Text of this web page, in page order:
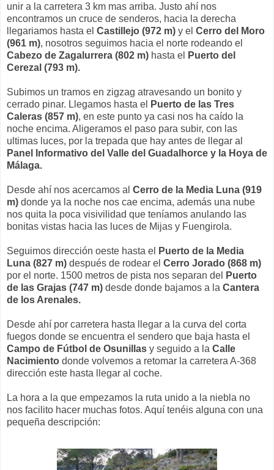
unir a la carretera 3 km mas arriba. Justo ahí nos
encontramos un cruce de senderos, hacia la derecha
llegariamos hasta el Castillejo (972 m) y el Cerro del Moro
(961 m), nosotros seguimos hacia el norte rodeando el
Cabezo de Zagalurrera (802 m) hasta el
Puerto del
Cerezal (793 m).
Subimos un tramos en zigzag atravesando un bonito y
cerrado pinar. Llegamos hasta el
Puerto de las Tres
Caleras (857 m), en este punto ya casi nos ha caído la
noche encima. Aligeramos el paso para subir, con las
ultimas luces, por la trepada que hay antes de llegar al
Panel Informativo del Valle del Guadalhorce y la Hoya de
Málaga.
Desde ahí nos acercamos al Cerro de la Media Luna (919
m) donde ya la noche nos cae encima, además una nube
nos quita la poca visivilidad que teníamos anulando las
bonitas vistas hacia las luces de Mijas y Fuengirola.
Seguimos dirección oeste hasta el
Puerto de la Media
Luna (827 m) después de rodear el Cerro Jorado (868 m)
por el norte. 1500 metros de pista nos separan del
Puerto
de las Grajas (747 m) desde donde bajamos a la Cantera
de los Arenales.
Desde ahí por carretera hasta llegar a la curva del corta
fuegos donde se encuentra el sendero que baja hasta el
Campo de Fútbol de Osunillas y seguido a la Calle
Nacimiento donde volvemos a retomar la carretera A-368
dirección este hasta llegar al coche.
La hora a la que empezamos la ruta unido a la niebla no
nos facilito hacer muchas fotos. Aquí tenéis alguna con una
pequeña descripción: